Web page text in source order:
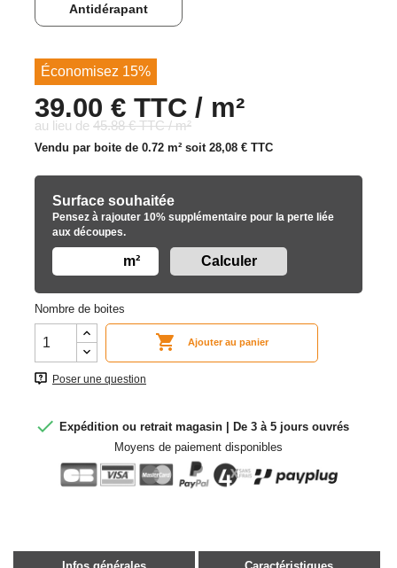
Antidérapant
Économisez 15%
39.00 € TTC / m²
au lieu de 45.88 € TTC / m²
Vendu par boite de 0.72 m² soit 28,08 € TTC
Surface souhaitée
Pensez à rajouter 10% supplémentaire pour la perte liée
aux découpes.
m²
Nombre de boites
 Ajouter au panier
Poser une question
 Expédition ou retrait magasin | De 3 à 5 jours ouvrés
Moyens de paiement disponibles